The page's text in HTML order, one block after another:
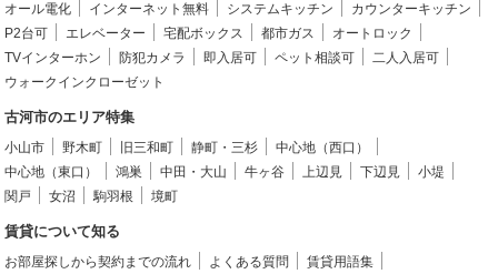
オール電化
インターネット無料 システムキッチン
カウンターキッチン
P2台可
エレベーター 宅配ボックス 都市ガス
オートロック
TVインターホン
防犯カメラ 即入居可 ペット相談可
二人入居可
ウォークインクローゼット
古河市のエリア特集
小山市 野木町 旧三和町 静町・三杉
中心地（西口）
中心地（東口）
鴻巣 中田・大山 牛ヶ谷 上辺見 下辺見
小堤
関戸
女沼 駒羽根 境町
賃貸について知る
お部屋探しから契約までの流れ よくある質問
賃貸用語集